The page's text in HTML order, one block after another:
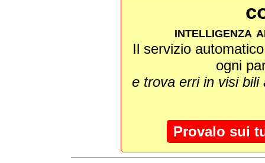
intelligenza
Il servizio
ogni
e trova erri in visi
Provalo sui